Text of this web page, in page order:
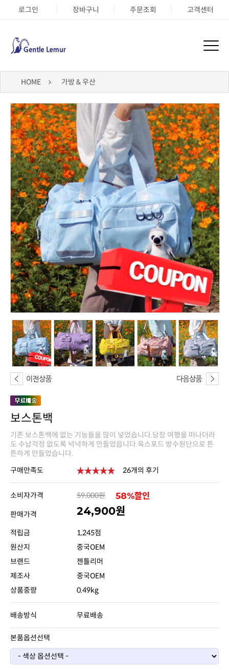
로그인 장바구니 주문조회 고객센터
HOME 가방 & 우산
보스톤백
튼하게 만들었습니다.
구매만족도
26개의 후기
소비자가격 59,000원 58%할인
판매가격 24,900원
적립금
1,245점
원산지
중국OEM
브랜드
젠틀리머
제조사
중국OEM
상품중량
0.49kg
배송방식 무료배송
본품옵션선택